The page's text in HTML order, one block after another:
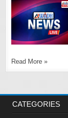
Read More »
CATEGORIES